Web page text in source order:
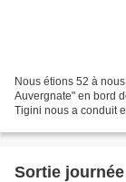
Nous étions 52 à
Auvergnate" en bord
Tigini nous a conduit
Sortie